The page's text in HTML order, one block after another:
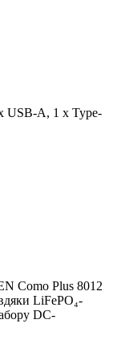
USB-A, 1 x Type-
Como Plus 8012
LiFePO₄-
DC-